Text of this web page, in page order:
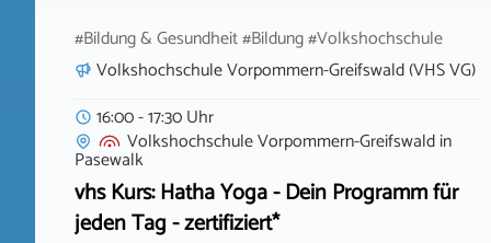
#Bildung & Gesundheit #Bildung #Volkshochschule
Volkshochschule Vorpommern-Greifswald (VHS VG)
16:00 - 17:30 Uhr
Volkshochschule Vorpommern-Greifswaldin
Pasewalk
vhs Kurs: Hatha Yoga - Dein Programm für
jeden Tag - zertifiziert*